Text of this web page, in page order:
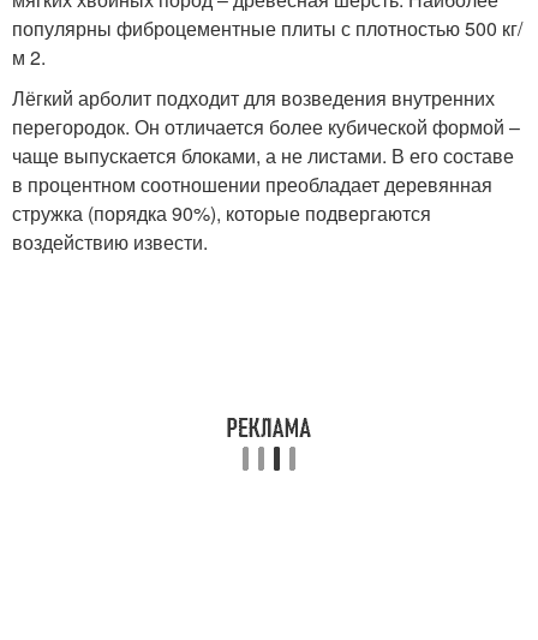
популярны фиброцементные плиты с плотностью 500 кг/
м 2.
Лёгкий арболит подходит для возведения внутренних
перегородок. Он отличается более кубической формой –
чаще выпускается блоками, а не листами. В его составе
в процентном соотношении преобладает деревянная
стружка (порядка 90%), которые подвергаются
воздействию извести.